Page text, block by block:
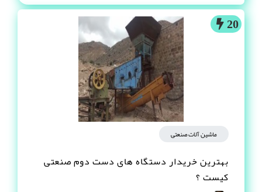
20
ماشین آلات صنعتی
بهترین خریدار دستگاه های دست دوم صنعتی
کیست ؟